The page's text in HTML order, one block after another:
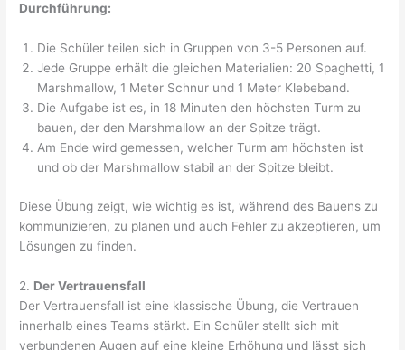
Durchführung:
Die Schüler teilen sich in Gruppen von 3-5 Personen auf.
Jede Gruppe erhält die gleichen Materialien: 20 Spaghetti, 1
Marshmallow, 1 Meter Schnur und 1 Meter Klebeband.
Die Aufgabe ist es, in 18 Minuten den höchsten Turm zu
bauen, der den Marshmallow an der Spitze trägt.
Am Ende wird gemessen, welcher Turm am höchsten ist
und ob der Marshmallow stabil an der Spitze bleibt.
Diese Übung zeigt, wie wichtig es ist, während des Bauens zu
kommunizieren, zu planen und auch Fehler zu akzeptieren, um
Lösungen zu finden.
2. Der Vertrauensfall
Der Vertrauensfall ist eine klassische Übung, die Vertrauen
innerhalb eines Teams stärkt. Ein Schüler stellt sich mit
verbundenen Augen auf eine kleine Erhöhung und lässt sich